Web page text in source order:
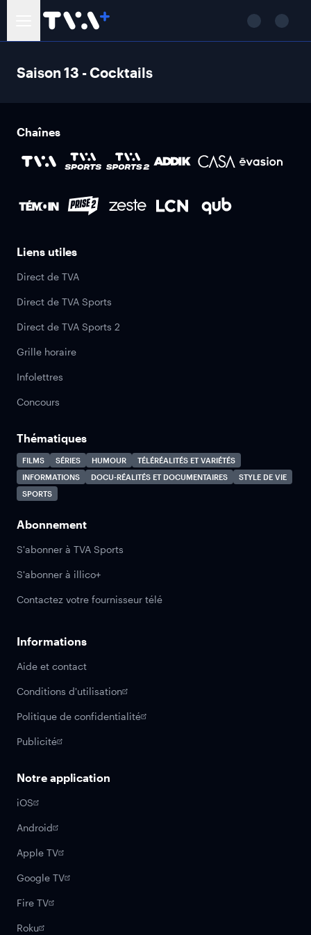
Saison 13 - Cocktails
Chaînes
Liens utiles
Direct de TVA
Direct de TVA Sports
Direct de TVA Sports 2
Grille horaire
Infolettres
Concours
Thématiques
FILMS SÉRIES HUMOUR
TÉLÉRÉALITÉS ET VARIÉTÉS
INFORMATIONS
DOCU-RÉALITÉS ET DOCUMENTAIRES
STYLE DE VIE
SPORTS
Abonnement
S'abonner à TVA Sports
S'abonner à illico+
Contactez votre fournisseur télé
Informations
Aide et contact
Conditions d'utilisation
Politique de confidentialité
Publicité
Notre application
iOS
Android
Apple TV
Google TV
Fire TV
Roku